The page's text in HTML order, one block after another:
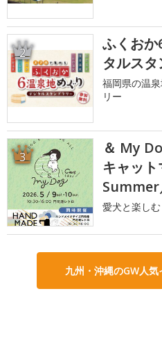
2
ふくお
タルス
福岡県の温
リー
3
＆ My
キャッ
Summer
愛犬と楽し
九州・沖縄のGW人